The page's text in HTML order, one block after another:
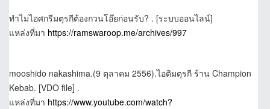
ทำไมไอศกรีมตุรกีต้องกวนโอ๊ยก่อนรับ? . [ระบบออนไลน์]
แหล่งที่มา https://ramswaroop.me/archives/997
mooshido nakashima.(9 ตุลาคม 2556).ไอติมตุรกี ร้าน Champion
Kebab. [VDO file] .
แหล่งที่มา https://www.youtube.com/watch?